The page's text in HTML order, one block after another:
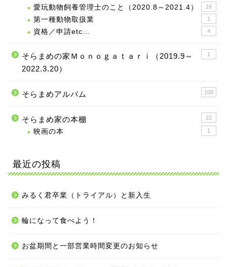
愛玩動物飼養管理士のこと（2020.8～2021.4） 16
第一種動物取扱業 1
資格／申請etc… 4
そらまめの家Ｍｏｎｏｇａｔａｒｉ（2019.9～
2022.3.20）
1
そらまめアルバム 109
そらまめ家の本棚 22
映画の本 1
最近の投稿
みるく君卒業（トライアル）と新入生
輪になって食べよう！
お盆期間と一部営業時間変更のお知らせ